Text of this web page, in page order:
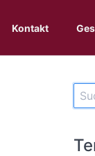
Kontakt